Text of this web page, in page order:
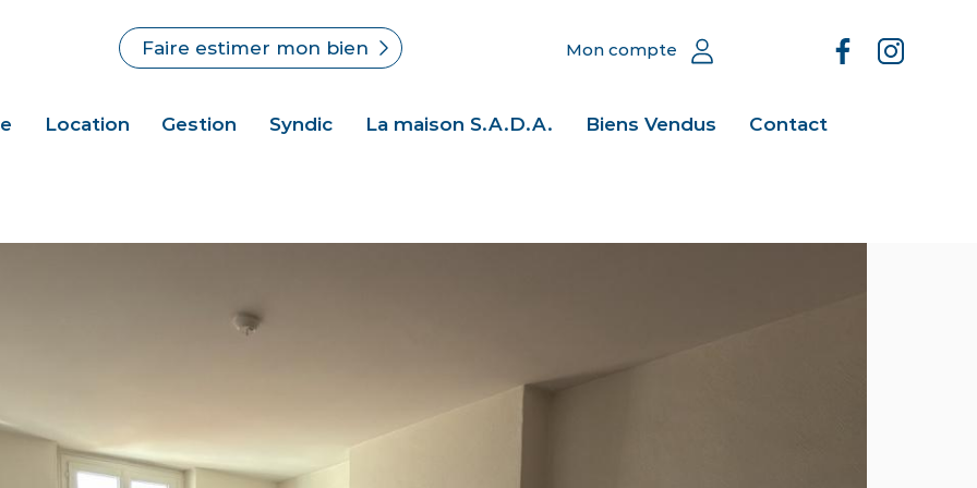
Location Gestion Syndic La maison S.A.D.A. Biens Vendus Contact
Mon compte
Faire estimer mon bien